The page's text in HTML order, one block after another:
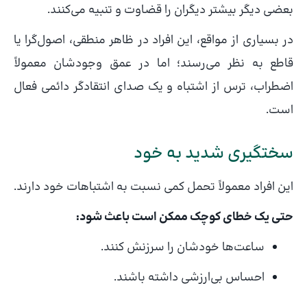
بعضی دیگر بیشتر دیگران را قضاوت و تنبیه می‌کنند.
در بسیاری از مواقع، این افراد در ظاهر منطقی، اصول‌گرا یا
قاطع به نظر می‌رسند؛ اما در عمق وجودشان معمولاً
اضطراب، ترس از اشتباه و یک صدای انتقادگر دائمی فعال
است.
سختگیری شدید به خود
این افراد معمولاً تحمل کمی نسبت به اشتباهات خود دارند.
حتی یک خطای کوچک ممکن است باعث شود:
ساعت‌ها خودشان را سرزنش کنند.
احساس بی‌ارزشی داشته باشند.